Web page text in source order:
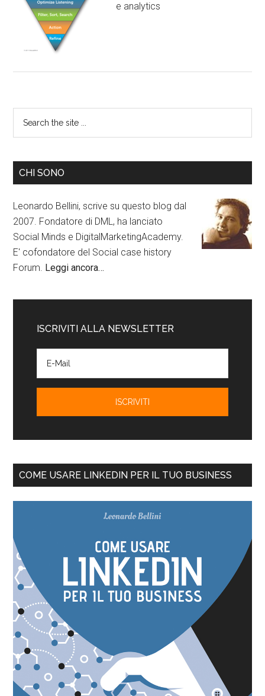
e analytics
CHI SONO
Leonardo Bellini, scrive su questo blog dal
2007. Fondatore di DML, ha lanciato
Social Minds e DigitalMarketingAcademy.
E' cofondatore del Social case history
Forum. Leggi ancora…
ISCRIVITI ALLA NEWSLETTER
COME USARE LINKEDIN PER IL TUO BUSINESS